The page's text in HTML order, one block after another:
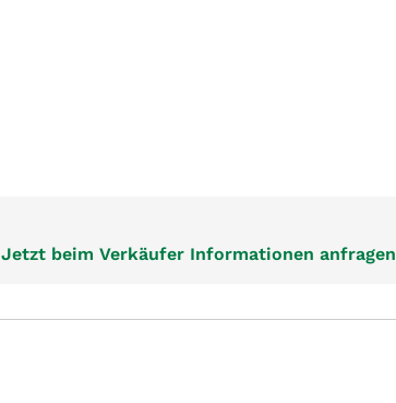
Jetzt beim Verkäufer Informationen anfragen